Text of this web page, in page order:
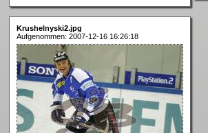
Krushelnyski2.jpg
Aufgenommen: 2007-12-16 16:26:18